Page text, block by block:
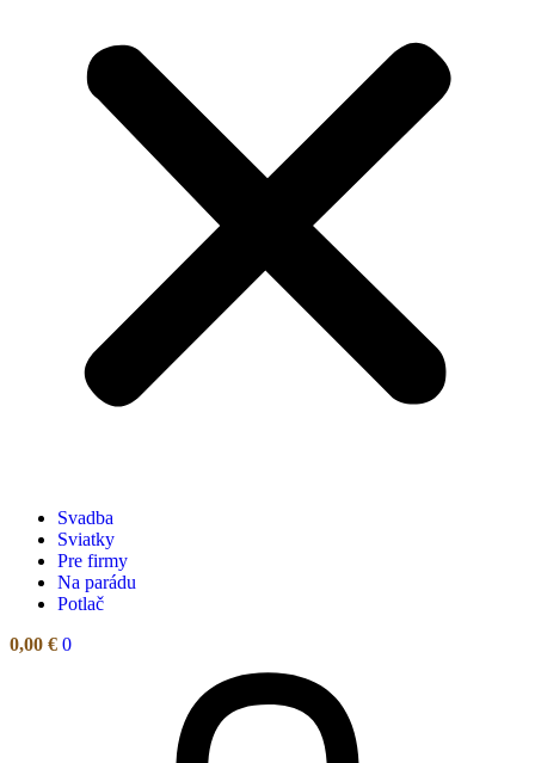
Svadba
Sviatky
Pre firmy
Na parádu
Potlač
0,00 € 0